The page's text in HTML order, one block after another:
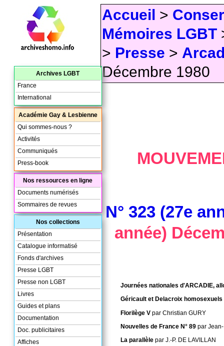
Accueil >
Mémoires LGBT
> Presse >
Décembre 1980
N° 323 (27e
année)
Journées nationales d'ARCADIE,
Géricault et Delacroix homosexuels
Florilège V par Christian GURY
Nouvelles de France N° 89 par
La parallèle par J.-P. DE LAVILLAN
Archives LGBT
France
International
Académie Gay & Lesbienne
Qui sommes-nous ?
Activités
Communiqués
Press-book
Nos ressources en ligne
Documents numérisés
Sommaires de revues
Nos collections
Présentation
Catalogue informatisé
Fonds d'archives
Presse LGBT
Presse non LGBT
Livres
Guides et plans
Documentation
Doc. publicitaires
Affiches